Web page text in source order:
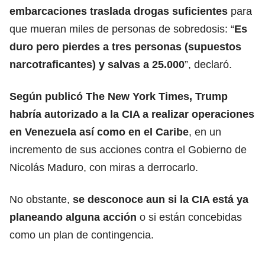
embarcaciones traslada drogas suficientes para
que mueran miles de personas de sobredosis: “Es
duro pero pierdes a tres personas (supuestos
narcotraficantes) y salvas a 25.000”, declaró.
Según publicó The New York Times, Trump
habría autorizado a la CIA a realizar operaciones
en Venezuela así como en el Caribe, en un
incremento de sus acciones contra el Gobierno de
Nicolás Maduro, con miras a derrocarlo.
No obstante, se desconoce aun si la CIA está ya
planeando alguna acción o si están concebidas
como un plan de contingencia.